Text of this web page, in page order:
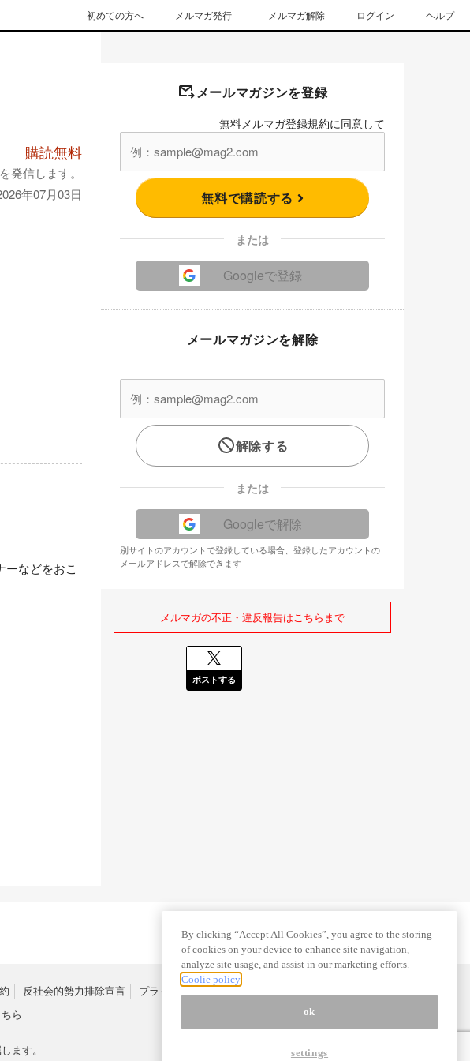
初めての方へ メルマガ発行 メルマガ解除 ログイン ヘルプ
購読無料
発信します。
年07月03日
などをおこ
メールマガジンを登録
無料メルマガ登録規約に同意して
無料で購読する
または
Googleで登録
メールマガジンを解除
解除する
または
Googleで解除
別サイトのアカウントで登録している場合、登録したアカウントの
メールアドレスで解除できます
メルマガの不正・違反報告はこちらまで
ポストする
反社会的勢力排除宣言 プライバシーポリシー
ら
ます。
By clicking “Accept All Cookies”, you agree to the storing
of cookies on your device to enhance site navigation,
analyze site usage, and assist in our marketing efforts.
Coolie policy
ok
settings